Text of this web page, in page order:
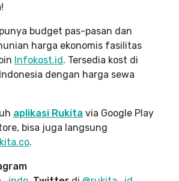
budget pas-pasan dan
harga ekonomis fasilitas
Infokost.id . Tersedia kost di
dengan harga sewa
aplikasi Rukita via Google Play
bisa juga langsung
.co.